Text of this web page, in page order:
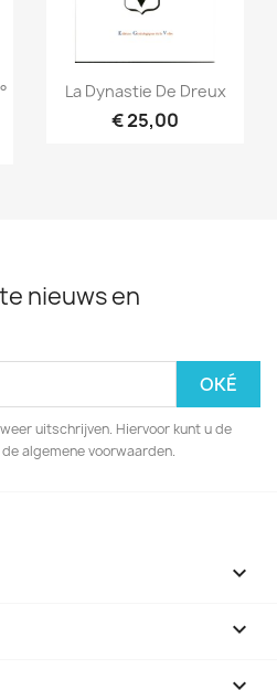
Snel bekijken
La Dynastie De Dreux
€ 25,00
nieuws en
uitschrijven. Hiervoor kunt u de
algemene voorwaarden.

